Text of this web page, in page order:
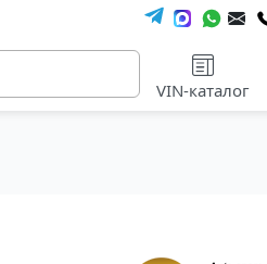
VIN-каталог